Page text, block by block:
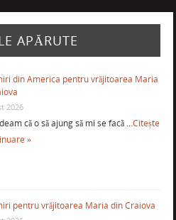
APĂRUTE
din America pentru vrăjitoarea Maria
2026
că o să ajung să mi se facă …Citește
»
pentru vrăjitoarea Maria din Craiova